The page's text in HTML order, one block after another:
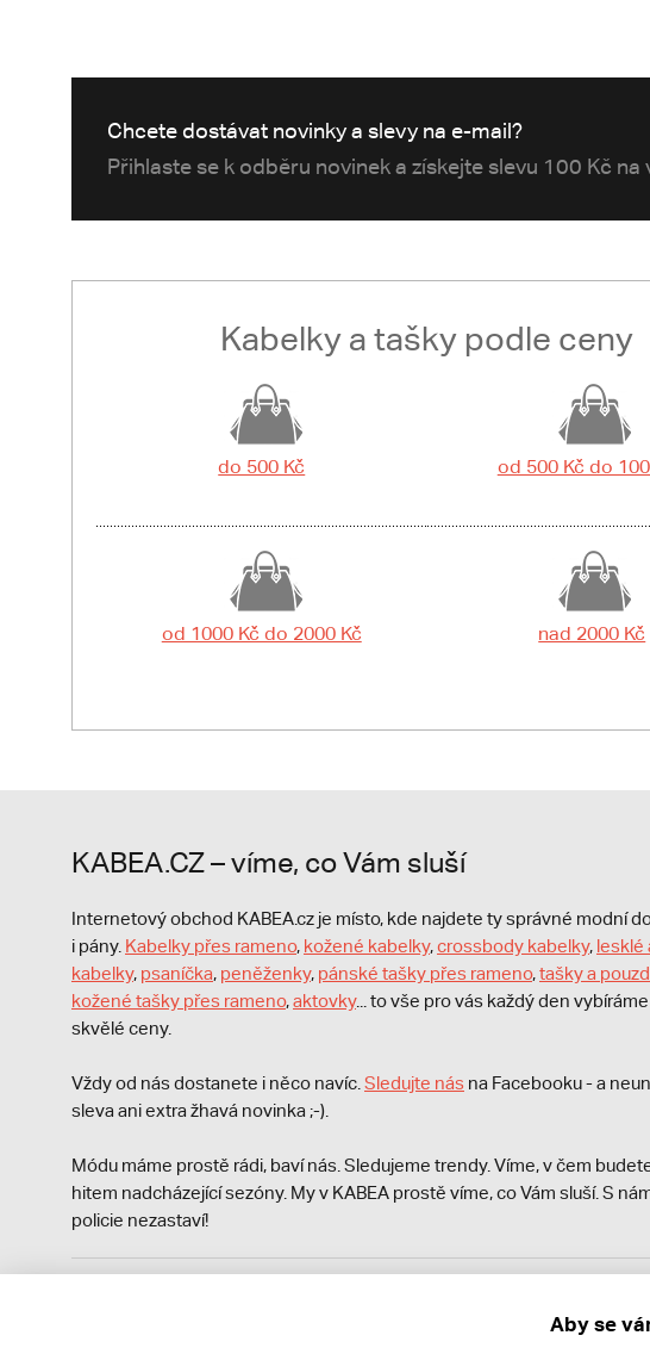
Chcete dostávat novinky a slevy na e-mail?
Přihlaste se k odběru novinek a získejte slevu 100 Kč na
Kabelky a tašky podle ceny
do 500 Kč od 500 Kč do
od 1000 Kč do 2000 Kč nad 2000 Kč
KABEA.CZ – víme, co Vám sluší
Internetový obchod KABEA.cz je místo, kde najdete ty správné modní
i pány. Kabelky přes rameno, kožené kabelky,crossbody kabelky, lesklé
kabelky, psaníčka, peněženky, pánské tašky přes rameno,tašky a
kožené tašky přes rameno,aktovky... to vše pro vás každý den
skvělé ceny.
Vždy od nás dostanete i něco navíc. Sledujte nás na Facebooku - a
sleva ani extra žhavá novinka ;-).
Módu máme prostě rádi, baví nás. Sledujeme trendy. Víme, v čem
hitem nadcházející sezóny. My v KABEA prostě víme, co Vám sluší. S
policie nezastaví!
Zároveň je povinen zaevidovat přijatou tržbu u správce daně online; v
Aby se